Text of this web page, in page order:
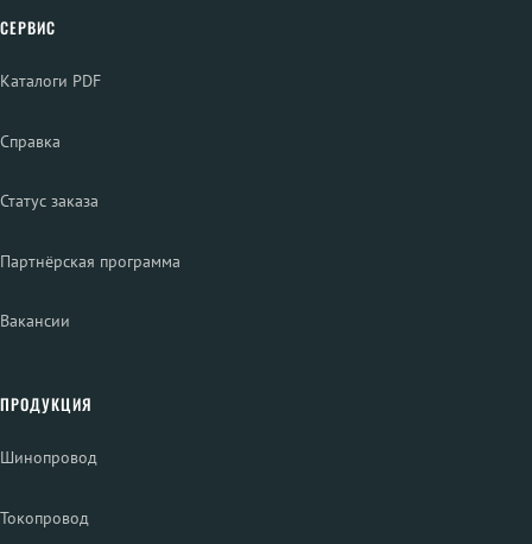
СЕРВИС
Каталоги PDF
Справка
Статус заказа
Партнёрская программа
Вакансии
ПРОДУКЦИЯ
Шинопровод
Токопровод